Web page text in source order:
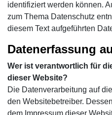
identifiziert werden können.
zum Thema Datenschutz
diesem Text aufgeführten
Datenerfassung
Wer ist verantwortlich für
dieser Website?
Die Datenverarbeitung auf
den Websitebetreiber.
dem Impressum dieser